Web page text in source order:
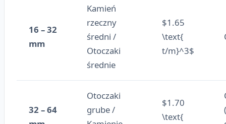
16 – 32
mm
Kamień
rzeczny
średni /
Otoczaki
średnie
$1.65
\text{
t/m}^3$
32 – 64
Otoczaki
grube /
$1.70
\text{